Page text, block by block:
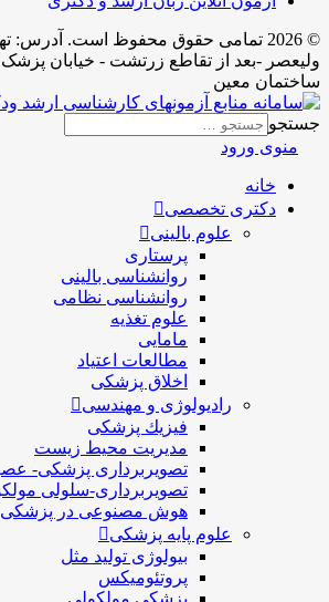
© 2026 تمامی حقوق محفوظ است. آدرس:‌
ساختمان معین
جستجو
منوی ورود
خانه
دکتری تخصصی
علوم بالینی
پرستاری
روانشناسی بالینی
روانشناسی نظامی
علوم تغذیه
مامایی
مطالعات اعتیاد
اخلاق پزشکی
رادیولوژی و مهندسی
فيزيك پزشکی
مدیریت محیط زیست
تصویربرداری پزشکی-
تصویربرداری-سلولی
هوش مصنوعی در پزشکی
علوم پایه پزشکی
بیولوژی تولید مثل
پروتئومیکس
پزشکی مولکولی